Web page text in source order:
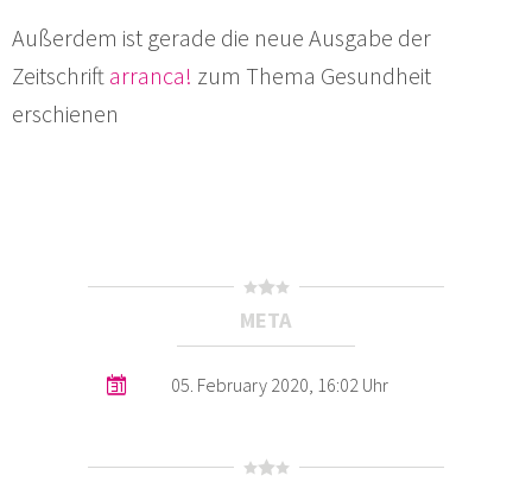
Außerdem ist gerade die neue Ausgabe der
Zeitschrift arranca! zum Thema Gesundheit
erschienen
META
05. February 2020, 16:02 Uhr